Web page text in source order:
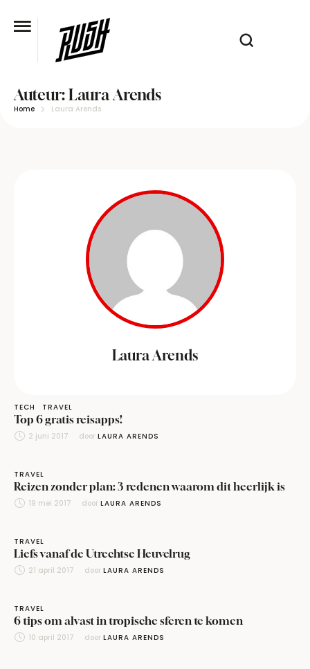
Auteur:Laura Arends
Home Laura Arends
Laura Arends
TECH TRAVEL
Top 6 gratis reisapps!
2 juni 2017 door LAURA ARENDS
TRAVEL
Reizen zonder plan: 3 redenen waarom dit heerlijk is
19 mei 2017 door LAURA ARENDS
TRAVEL
Liefs vanaf de Utrechtse Heuvelrug
21 april 2017 door LAURA ARENDS
TRAVEL
6 tips om alvast in tropische sferen te komen
10 april 2017 door LAURA ARENDS